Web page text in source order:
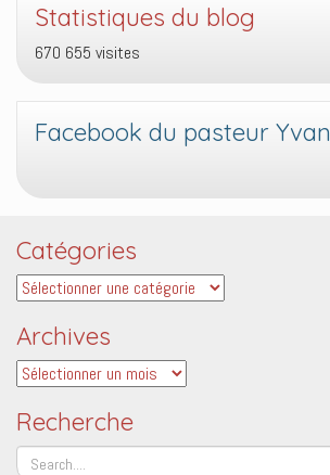
Statistiques du blog
670 655 visites
Facebook du pasteur Yvan
Catégories
Catégories
Archives
Archives
Recherche